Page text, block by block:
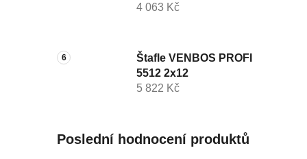
4 063 Kč
Štafle VENBOS PROFI
5512 2x12
5 822 Kč
Poslední hodnocení produktů